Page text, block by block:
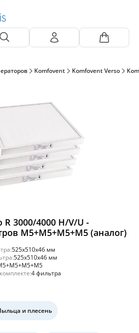
Komfovent Komfovent Verso
3000/4000 H/V/U -
M5+M5+M5+M5 (аналог)
525x510x46 мм
525x510x46 мм
4 фильтра
и плесень